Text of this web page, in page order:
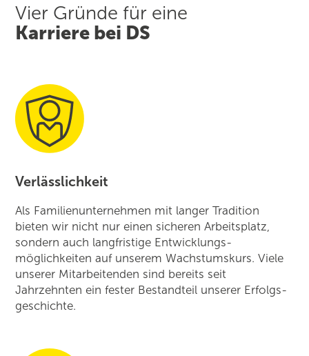
Vier Gründe für eine
Karriere bei DS
Verlässlichkeit
Als Familien­unternehmen mit langer Tradition
bieten wir nicht nur einen sicheren Arbeitsplatz,
sondern auch langfristige Entwicklungs­
möglichkeiten auf unserem Wachstumskurs. Viele
unserer Mitarbeiten­den sind bereits seit
Jahrzehnten ein fester Bestandteil unserer Erfolgs­
geschichte.